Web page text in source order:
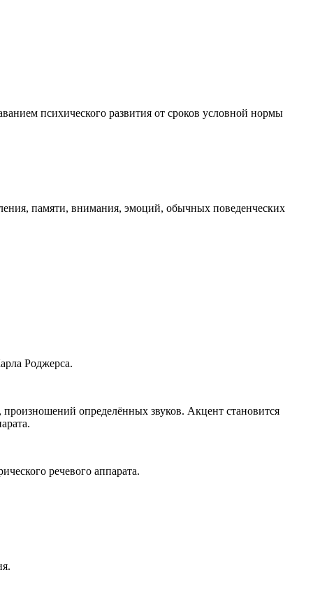
психического развития от сроков условной нормы
памяти, внимания, эмоций, обычных поведенческих
Роджерса.
определённых звуков. Акцент становится
речевого аппарата.